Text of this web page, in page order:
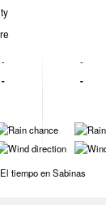
-
-
-
-
-
-
-
-
El tiempo en Sabinas